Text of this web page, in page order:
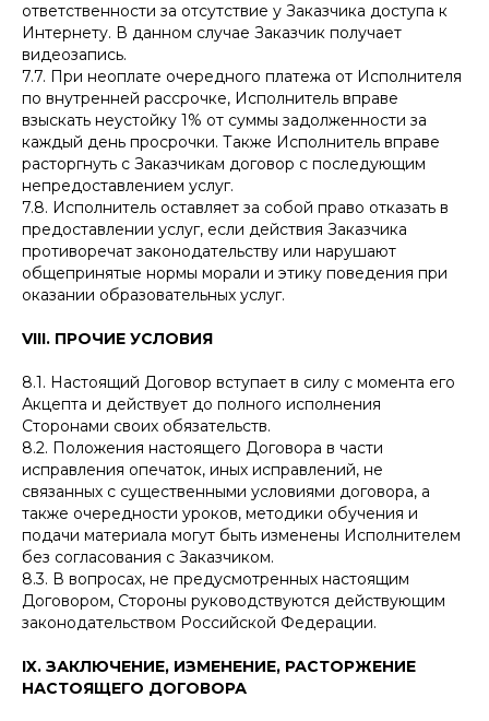
ответственности за отсутствие у Заказчика доступа к
Интернету. В данном случае Заказчик получает
видеозапись.
7.7. При неоплате очередного платежа от Исполнителя
по внутренней рассрочке, Исполнитель вправе
взыскать неустойку 1% от суммы задолженности за
каждый день просрочки. Также Исполнитель вправе
расторгнуть с Заказчикам договор с последующим
непредоставлением услуг.
7.8. Исполнитель оставляет за собой право отказать в
предоставлении услуг, если действия Заказчика
противоречат законодательству или нарушают
общепринятые нормы морали и этику поведения при
оказании образовательных услуг.
VIII. ПРОЧИЕ УСЛОВИЯ
8.1. Настоящий Договор вступает в силу с момента его
Акцепта и действует до полного исполнения
Сторонами своих обязательств.
8.2. Положения настоящего Договора в части
исправления опечаток, иных исправлений, не
связанных с существенными условиями договора, а
также очередности уроков, методики обучения и
подачи материала могут быть изменены Исполнителем
без согласования с Заказчиком.
8.3. В вопросах, не предусмотренных настоящим
Договором, Стороны руководствуются действующим
законодательством Российской Федерации.
IX. ЗАКЛЮЧЕНИЕ, ИЗМЕНЕНИЕ, РАСТОРЖЕНИЕ
НАСТОЯЩЕГО ДОГОВОРА